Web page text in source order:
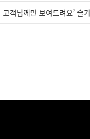
고객님께만 보여드려요’